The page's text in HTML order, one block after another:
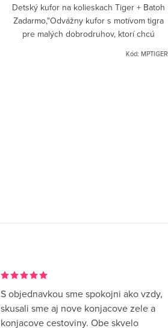
Detský kufor na kolieskach Tiger + Batoh
Zadarmo,"Odvážny kufor s motívom tigra
pre malých dobrodruhov, ktorí chcú
zodpovedajúci detský...
Kód: MPTIGER
S objednavkou sme spokojni ako vzdy,
skusali sme aj nove konjacove zele a
konjacove cestoviny. Obe skvelo